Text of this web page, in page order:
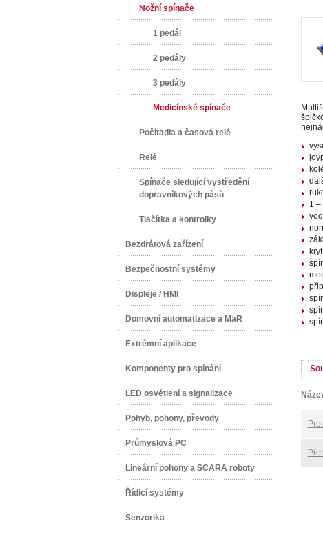
Nožní spínače
1 pedál
2 pedály
3 pedály
Medicínské spínače
Počítadla a časová relé
Relé
Spínače sledující vystředění
dopravníkových pásů
Tlačítka a kontrolky
Bezdrátová zařízení
Bezpečnostní systémy
Displeje / HMI
Domovní automatizace a MaR
Extrémní aplikace
Komponenty pro spínání
LED osvětlení a signalizace
Pohyb, pohony, převody
Průmyslová PC
Lineární pohony a SCARA roboty
Řídicí systémy
Senzorika
1 –